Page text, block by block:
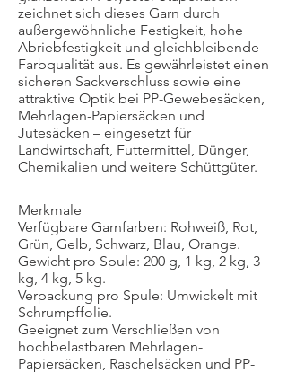
zeichnet sich dieses Garn durch
außergewöhnliche Festigkeit, hohe
Abriebfestigkeit und gleichbleibende
Farbqualität aus. Es gewährleistet einen
sicheren Sackverschluss sowie eine
attraktive Optik bei PP-Gewebesäcken,
Mehrlagen-Papiersäcken und
Jutesäcken – eingesetzt für
Landwirtschaft, Futtermittel, Dünger,
Chemikalien und weitere Schüttgüter.​
Merkmale
Verfügbare Garnfarben: Rohweiß, Rot,
Grün, Gelb, Schwarz, Blau, Orange.
Gewicht pro Spule: 200 g, 1 kg, 2 kg, 3
kg, 4 kg, 5 kg.
Verpackung pro Spule: Umwickelt mit
Schrumpffolie.
Geeignet zum Verschließen von
hochbelastbaren Mehrlagen-
Papiersäcken, Raschelsäcken und PP-